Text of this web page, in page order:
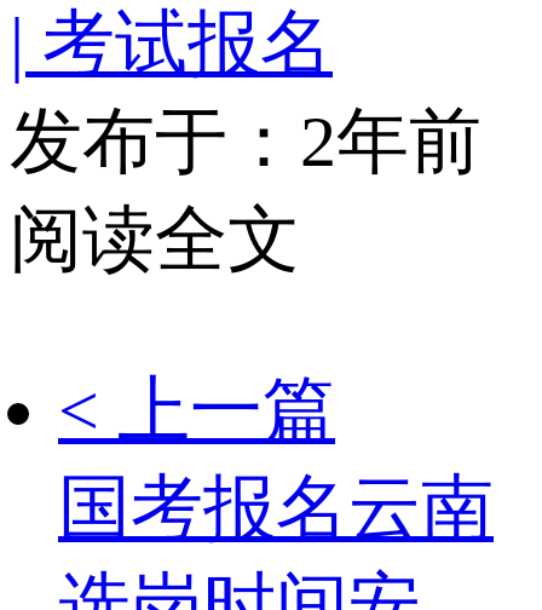
| 考试报名
发布于：2年前
阅读全文
< 上一篇
国考报名云南